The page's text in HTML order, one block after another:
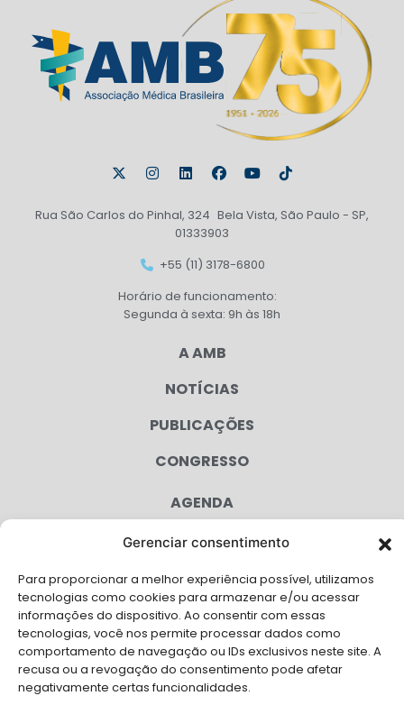
Gerenciar consentimento
Para proporcionar a melhor experiência possível, utilizamos
tecnologias como cookies para armazenar e/ou acessar
informações do dispositivo. Ao consentir com essas
tecnologias, você nos permite processar dados como
comportamento de navegação ou IDs exclusivos neste site. A
recusa ou a revogação do consentimento pode afetar
negativamente certas funcionalidades.
Rua São Carlos do Pinhal, 324 Bela Vista, São Paulo - SP,
01333903
+55 (11) 3178-6800
Horário de funcionamento:
Segunda à sexta: 9h às 18h
A AMB
NOTÍCIAS
PUBLICAÇÕES
CONGRESSO
AGENDA
CAMPANHAS
SERVIÇOS
FILIADAS
LGPD
FALE CONOSCO